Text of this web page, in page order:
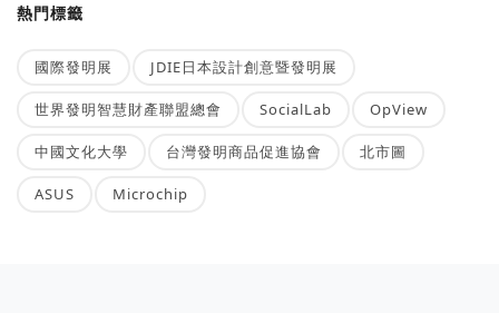
熱門標籤
國際發明展 JDIE日本設計創意暨發明展
世界發明智慧財產聯盟總會 SocialLab OpView
中國文化大學 台灣發明商品促進協會 北市圖
ASUS Microchip